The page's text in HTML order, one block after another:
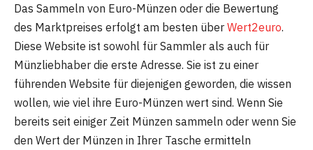
Das Sammeln von Euro-Münzen oder die Bewertung
des Marktpreises erfolgt am besten über Wert2euro.
Diese Website ist sowohl für Sammler als auch für
Münzliebhaber die erste Adresse. Sie ist zu einer
führenden Website für diejenigen geworden, die wissen
wollen, wie viel ihre Euro-Münzen wert sind. Wenn Sie
bereits seit einiger Zeit Münzen sammeln oder wenn Sie
den Wert der Münzen in Ihrer Tasche ermitteln